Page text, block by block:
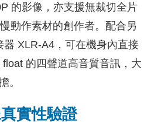
的影像，亦支援無裁切全片
動作素材的創作者。配合另
XLR-A4，可在機身內直接
的四聲道高音質音訊，大
。
實性驗證